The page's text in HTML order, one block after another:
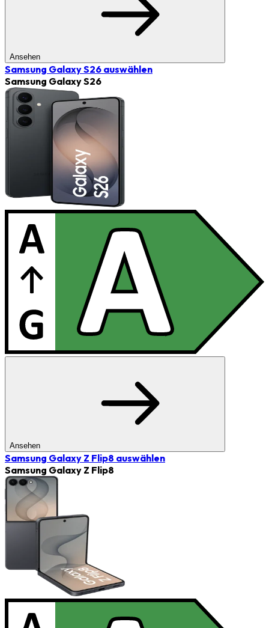
Ansehen
Samsung Galaxy S26 auswählen
Samsung Galaxy S26
Ansehen
Samsung Galaxy Z Flip8 auswählen
Samsung Galaxy Z Flip8